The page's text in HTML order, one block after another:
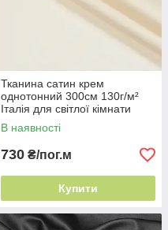
Тканина сатин крем
однотонний 300см 130г/м²
Італія для світлої кімнати
В наявності
730 ₴/пог.м
Купити